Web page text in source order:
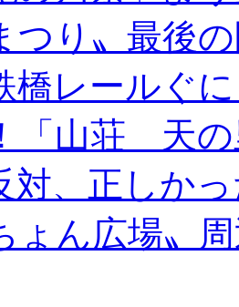
つり〟最後
橋レールぐ
「山荘 天の
対、正しか
ょん広場〟